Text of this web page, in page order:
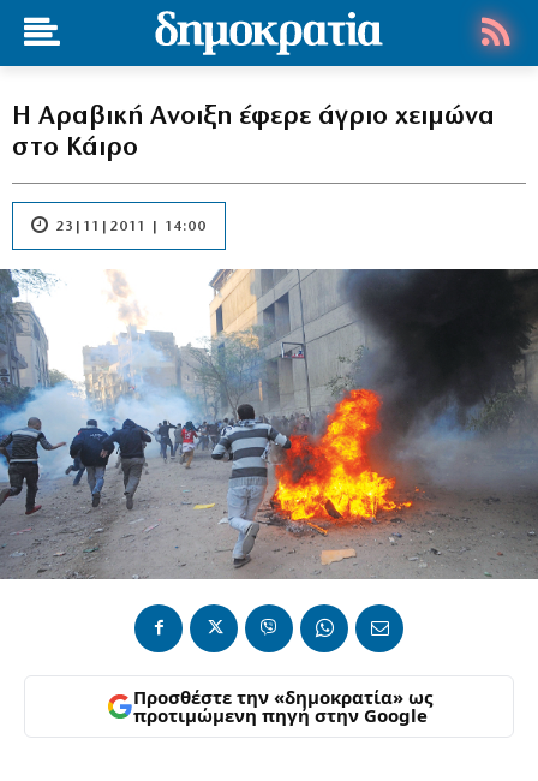
Η Αραβική Ανοιξη έφερε άγριο χειμώνα
στο Κάιρο
23|11|2011 | 14:00
Προσθέστε την «δημοκρατία» ως
προτιμώμενη πηγή στην Google